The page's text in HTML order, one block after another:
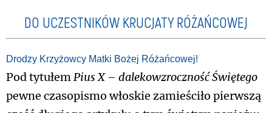
DO UCZESTNIKÓW KRUCJATY RÓŻAŃCOWEJ
Drodzy Krzyżowcy Matki Bożej Różańcowej!
Pod tytułemPius X – dalekowzroczność Świętego
pewne czasopismo włoskie zamieściło pierwszą